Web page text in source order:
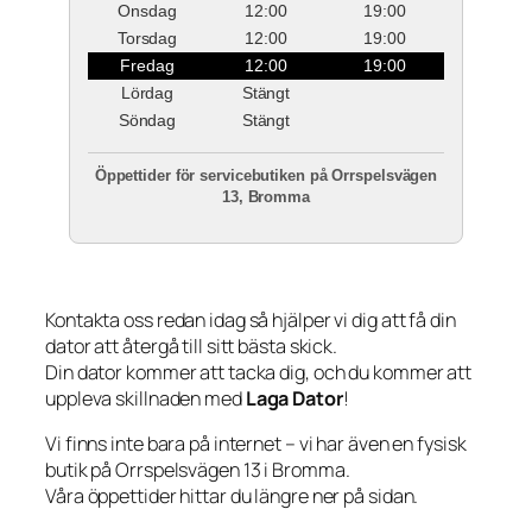
Onsdag
12:00
19:00
Torsdag
12:00
19:00
Fredag
12:00
19:00
Lördag
Stängt
Söndag
Stängt
Öppettider för servicebutiken på Orrspelsvägen
13, Bromma
Kontakta oss redan idag så hjälper vi dig att få din
dator att återgå till sitt bästa skick.
Din dator kommer att tacka dig, och du kommer att
uppleva skillnaden medLaga Dator!
Vi finns inte bara på internet – vi har även en fysisk
butik på Orrspelsvägen 13 i Bromma.
Våra öppettider hittar du längre ner på sidan.